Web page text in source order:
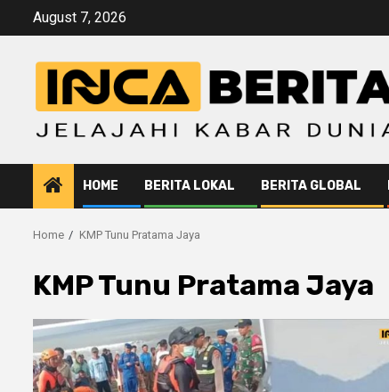
August 7, 2026
HOME BERITA LOKAL BERITA GLOBAL
Home KMP Tunu Pratama Jaya
KMP Tunu Pratama Jaya